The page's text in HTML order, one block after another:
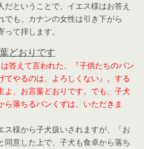
だということで、イエス様はお答え
でも、カナンの女性は引き下がら
て拝します。
どおりです
答えて言われた、『子供たちのパン
てやるのは、よろしくない』。する
よ、お言葉どおりです。でも、子犬
ら落ちるパンくずは、いただきま
ス様から子犬扱いされますが、「お
同意した上で、子犬も食卓から落ち